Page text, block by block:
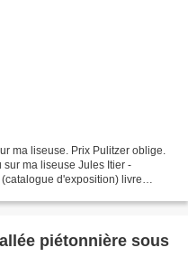
ma liseuse. Prix Pulitzer oblige.
ma liseuse Jules Itier -
d'exposition) livre
piétonnière sous